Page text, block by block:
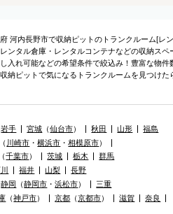
河内長野市で収納ピットのトランクルーム[レ
ンタル倉庫・レンタルコンテナなどの収納ス
入れ可能などの希望条件で絞込み！豊富な物
納ピットで気になるトランクルームを見つけた
岩手 宮城 （仙台市） 秋田 山形
福島
（ 川崎市 ・横浜市 ・相模原市）
（千葉市） 茨城 栃木
群馬
福井 山梨
長野
静岡 （静岡市 ・浜松市）
三重
（神戸市） 京都 （京都市） 滋賀
奈良